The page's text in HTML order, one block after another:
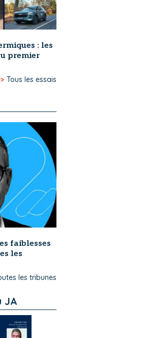
: les
premier
Tous les essais
faiblesses
les
les tribunes
JA